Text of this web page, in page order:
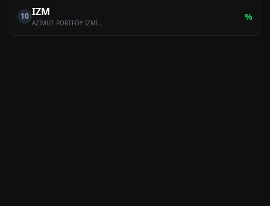
10 IZM
AZİMUT PORTFÖY İZMİR SERBEST (TL) ÖZEL FON
%